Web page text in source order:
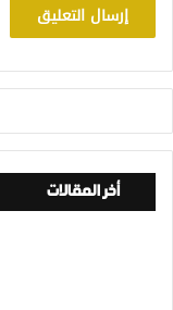
أخر المقالات